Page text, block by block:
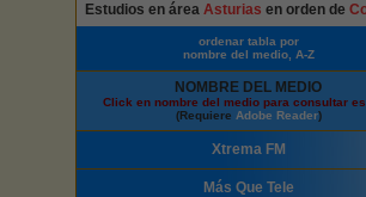
Estudios en área Asturias en orden de
ordenar tabla por
nombre del medio, A-Z
NOMBRE DEL MEDIO
Click en nombre del medio para consultar
(Requiere Adobe Reader)
Xtrema FM
Más Que Tele